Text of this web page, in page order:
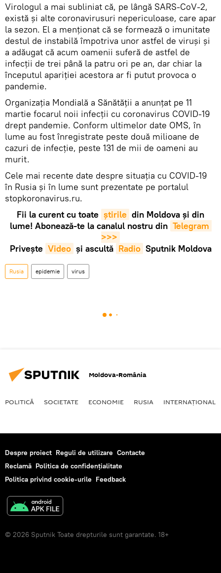
Virologul a mai subliniat că, pe lângă SARS-CoV-2,
există și alte coronavirusuri nepericuloase, care apar
la sezon. El a menționat că se formează o imunitate
destul de instabilă împotriva unor astfel de viruși și
a adăugat că acum oamenii suferă de astfel de
infecții de trei până la patru ori pe an, dar chiar la
începutul apariției acestora ar fi putut provoca o
pandemie.
Organizația Mondială a Sănătății a anunțat pe 11
martie focarul noii infecții cu coronavirus COVID-19
drept pandemie. Conform ultimelor date OMS, în
lume au fost înregistrate peste două milioane de
cazuri de infecție, peste 131 de mii de oameni au
murit.
Cele mai recente date despre situația cu COVID-19
în Rusia și în lume sunt prezentate pe portalul
stopkoronavirus.ru.
Fii la curent cu toate știrile din Moldova și din
lume! Abonează-te la canalul nostru din Telegram
>>>
Privește Video și ascultă Radio Sputnik Moldova
Rusia epidemie virus
Moldova-România
POLITICĂ SOCIETATE ECONOMIE RUSIA INTERNAŢIONAL
Despre proiect Reguli de utilizare Contacte
Reclamă Politica de confidențialitate
Politica privind cookie-urile Feedback
© 2026 Sputnik Toate drepturile sunt garantate. 18+